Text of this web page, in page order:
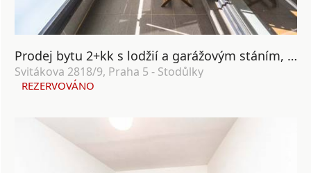
Prodej bytu 2+kk s lodžií a garážovým stáním, OV, 58m², ul. Svitákova 2818/9, Praha 5 - Stodůlky
Svitákova 2818/9, Praha 5 - Stodůlky
REZERVOVÁNO